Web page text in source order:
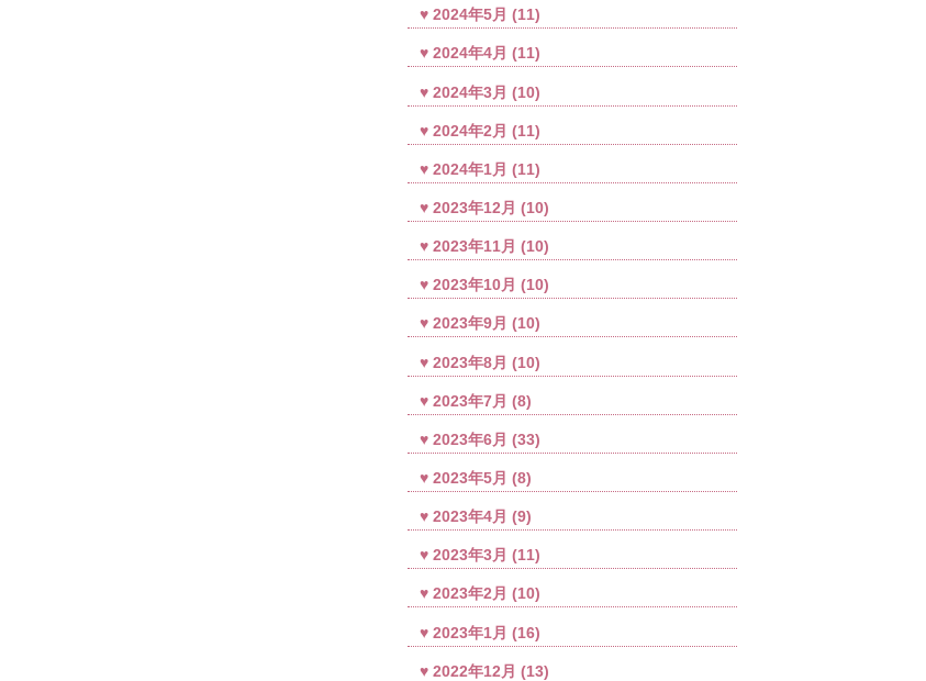
2024年5月 (11)
2024年4月 (11)
2024年3月 (10)
2024年2月 (11)
2024年1月 (11)
2023年12月 (10)
2023年11月 (10)
2023年10月 (10)
2023年9月 (10)
2023年8月 (10)
2023年7月 (8)
2023年6月 (33)
2023年5月 (8)
2023年4月 (9)
2023年3月 (11)
2023年2月 (10)
2023年1月 (16)
2022年12月 (13)